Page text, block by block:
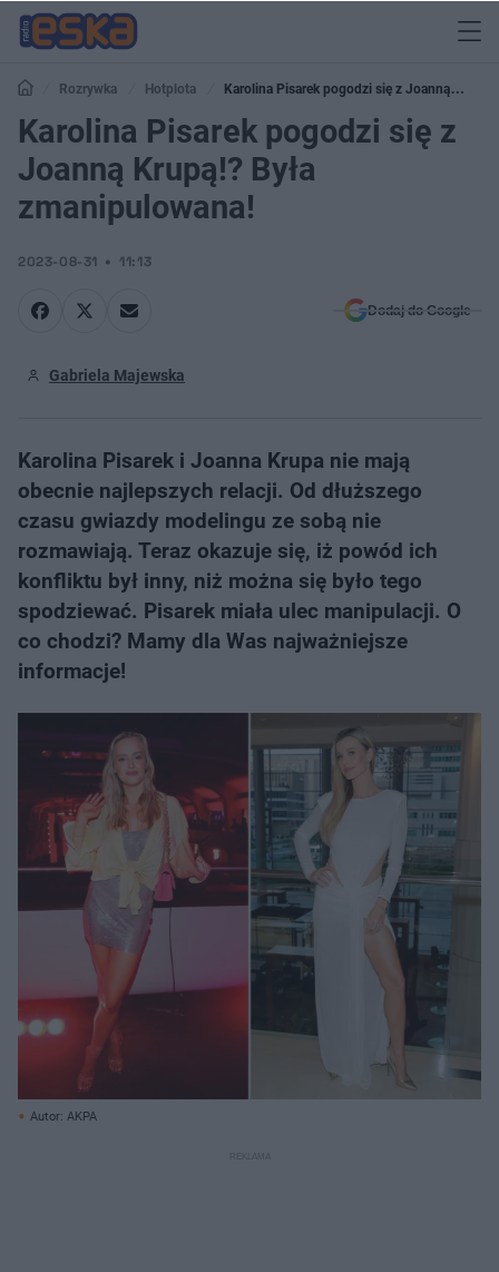
Rozrywka Hotplota
Karolina Pisarek pogodzi się z Joanną
Krupą!? Była zmanipulowana!
Karolina Pisarek pogodzi się z
Joanną Krupą!? Była
zmanipulowana!
2023-08-31 11:13
Dodaj do Google
Gabriela Majewska
Karolina Pisarek i Joanna Krupa nie mają
obecnie najlepszych relacji. Od dłuższego
czasu gwiazdy modelingu ze sobą nie
rozmawiają. Teraz okazuje się, iż powód ich
konfliktu był inny, niż można się było tego
spodziewać. Pisarek miała ulec manipulacji. O
co chodzi? Mamy dla Was najważniejsze
informacje!
Autor: AKPA